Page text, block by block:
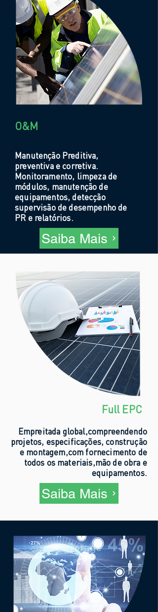
O&M
Manutenção Preditiva,
preventiva e corretiva.
Monitoramento, limpeza de
módulos, manutenção de
equipamentos, detecção
supervisão de desempenho de
PR e relatórios.
Saiba Mais
Full EPC
Empreitada global,compreendendo
projetos, especificações, construção
e montagem,com fornecimento de
todos os materiais,mão de obra e
equipamentos.
Saiba Mais